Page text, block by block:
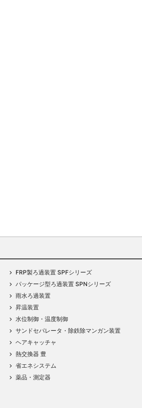
FRP製ろ過装置 SPFシリーズ
パッケージ型ろ過装置 SPNシリーズ
雨水ろ過装置
昇温装置
水位制御・温度制御
サンドセパレータ・除鉄除マンガン装置
ヘアキャッチャ
熱交換器 豊
省エネシステム
薬品・測定器